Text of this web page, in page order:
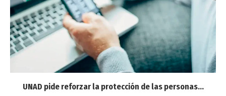
UNAD pide reforzar la protección de las personas...